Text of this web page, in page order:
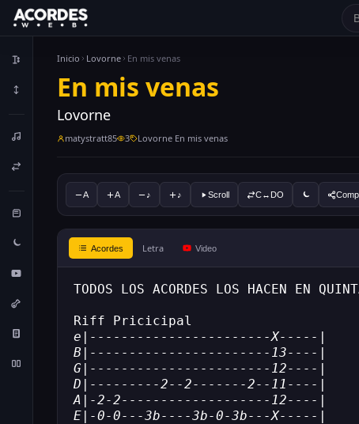
Inicio Lovorne En mis venas
En mis venas
Lovorne
matystratt85 3 Lovorne En mis venas
A A ♪ ♪ Scroll C↔DO
Acordes Letra Video
TODOS LOS ACORDES LOS HACEN EN
Riff Pricicipal
e|-----------------------X-----|
B|-----------------------13----|
G|-----------------------12----|
D|---------2--2-------2--11----|
A|-2-2-------------------12----|
E|-0-0---3b----3b-0-3b---X-----|